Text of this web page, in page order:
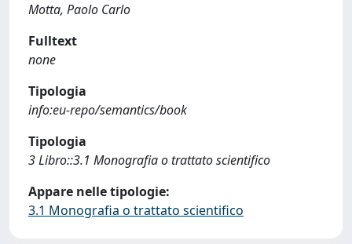
Motta, Paolo Carlo
Fulltext
none
Tipologia
info:eu-repo/semantics/book
Tipologia
3 Libro::3.1 Monografia o trattato scientifico
Appare nelle tipologie:
3.1 Monografia o trattato scientifico